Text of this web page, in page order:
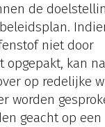
de
niet door
opgepakt, kan
op redelijke
worden
geacht op een